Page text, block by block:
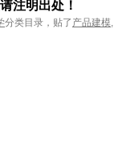
注明出处！
分类目录，贴了 产品建模,